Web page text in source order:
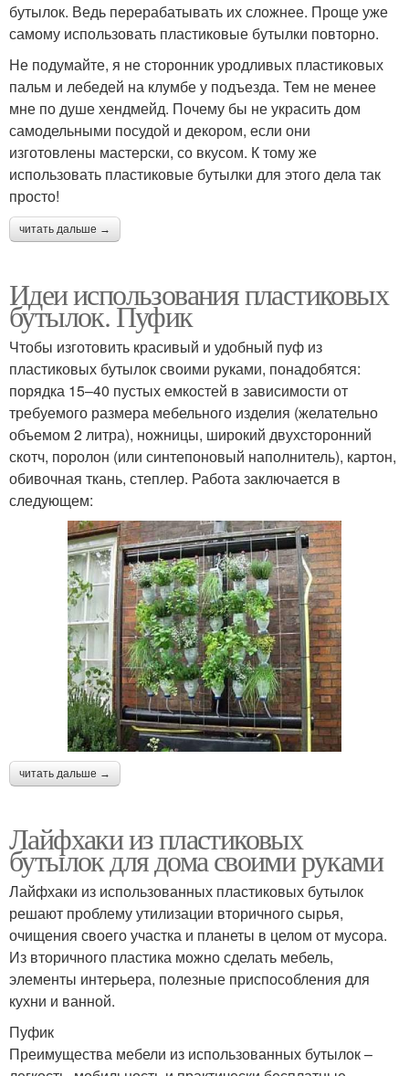
бутылок. Ведь перерабатывать их сложнее. Проще уже
самому использовать пластиковые бутылки повторно.
Не подумайте, я не сторонник уродливых пластиковых
пальм и лебедей на клумбе у подъезда. Тем не менее
мне по душе хендмейд. Почему бы не украсить дом
самодельными посудой и декором, если они
изготовлены мастерски, со вкусом. К тому же
использовать пластиковые бутылки для этого дела так
просто!
читать дальше →
Идеи использования пластиковых
бутылок. Пуфик
Чтобы изготовить красивый и удобный пуф из
пластиковых бутылок своими руками, понадобятся:
порядка 15–40 пустых емкостей в зависимости от
требуемого размера мебельного изделия (желательно
объемом 2 литра), ножницы, широкий двухсторонний
скотч, поролон (или синтепоновый наполнитель), картон,
обивочная ткань, степлер. Работа заключается в
следующем:
читать дальше →
Лайфхаки из пластиковых
бутылок для дома своими руками
Лайфхаки из использованных пластиковых бутылок
решают проблему утилизации вторичного сырья,
очищения своего участка и планеты в целом от мусора.
Из вторичного пластика можно сделать мебель,
элементы интерьера, полезные приспособления для
кухни и ванной.
Пуфик
Преимущества мебели из использованных бутылок –